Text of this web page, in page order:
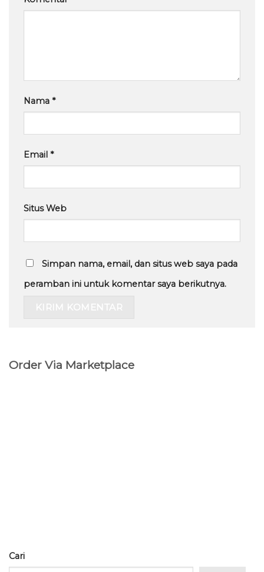
Nama *
Email *
Situs Web
Simpan nama, email, dan situs web saya pada
peramban ini untuk komentar saya berikutnya.
Order Via Marketplace
Cari